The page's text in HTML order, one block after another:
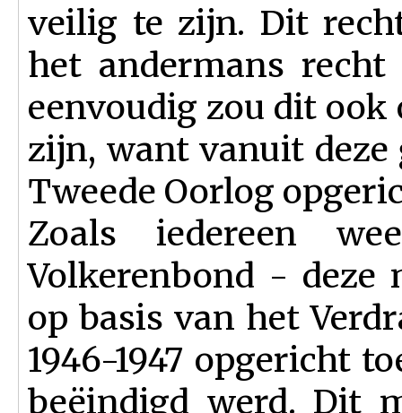
veilig te zijn. Dit
het andermans
eenvoudig zou dit
zijn, want vanuit deze
Tweede Oorlog
Zoals iedereen
Volkerenbond - deze
op basis van het
1946-1947 opgericht
beëindigd werd. Dit